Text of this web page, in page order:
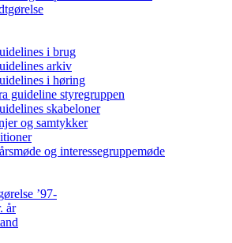
i brug
arkiv
i høring
guideline styregruppen
skabeloner
og samtykker
og interessegruppemøde
’97-
år